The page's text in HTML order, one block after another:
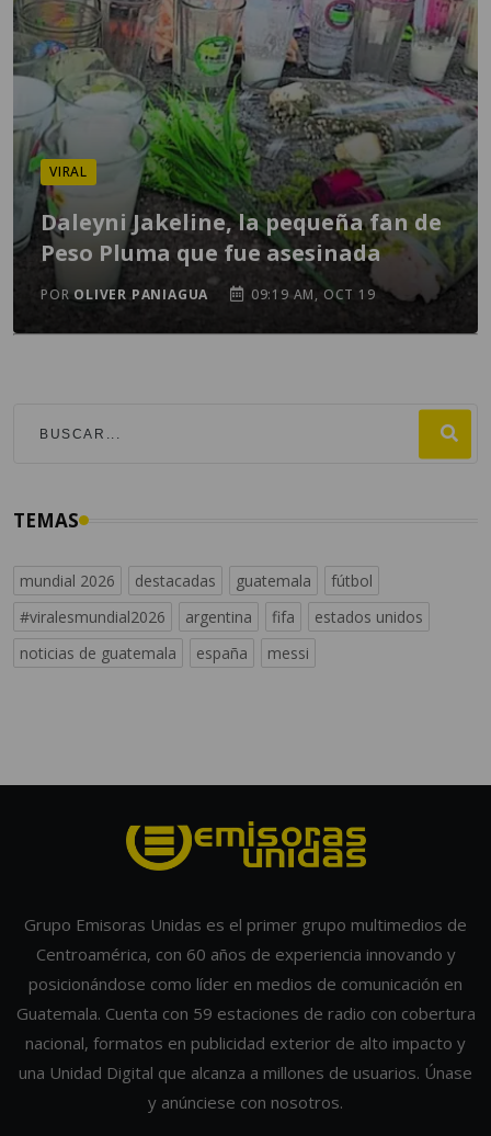
VIRAL
Daleyni Jakeline, la pequeña fan de
Peso Pluma que fue asesinada
POROLIVER PANIAGUA 09:19 AM, OCT 19
TEMAS
mundial 2026 destacadas guatemala
fútbol
#viralesmundial2026
argentina fifa
estados unidos
noticias de guatemala
españa messi
Grupo Emisoras Unidas es el primer grupo multimedios de
Centroamérica, con 60 años de experiencia innovando y
posicionándose como líder en medios de comunicación en
Guatemala. Cuenta con 59 estaciones de radio con cobertura
nacional, formatos en publicidad exterior de alto impacto y
una Unidad Digital que alcanza a millones de usuarios. Únase
y anúnciese con nosotros.